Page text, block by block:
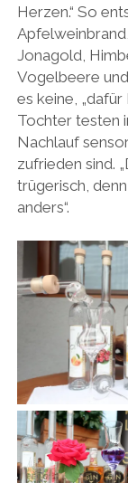
Herzen.“ So
Jonagold,
Vogelbeere
es keine, „dafür
Tochter testen
Nachlauf
zufrieden sind.
trügerisch,
anders“.